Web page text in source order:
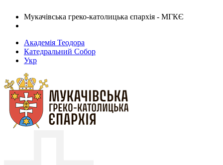
Мукачівська греко-католицька єпархія - МГКЄ
Академія Теодора
Катедральний Собор
Укр